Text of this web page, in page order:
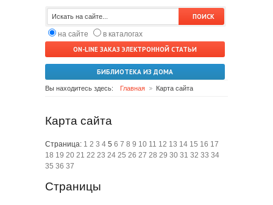
на сайте
в каталогах
ON-LINE ЗАКАЗ ЭЛЕКТРОННОЙ СТАТЬИ
БИБЛИОТЕКА ИЗ ДОМА
Вы находитесь здесь: Главная Карта сайта
Карта сайта
Страница: 1 2 3 4 5 6 7 8 9 10 11 12 13 14 15 16 17
18 19 20 21 22 23 24 25 26 27 28 29 30 31 32 33 34
35 36 37
Страницы